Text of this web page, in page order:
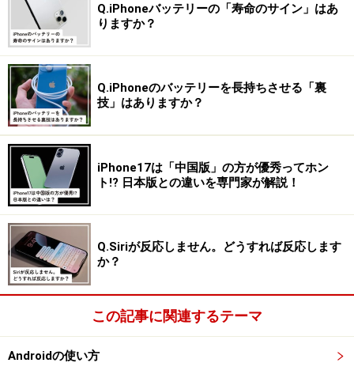
「テーマアイコン」がサードパーティアプ
リにも適用
テーマアイコン
上記でも触れたUIのデザインカスタム機能「Material
You」に、「テーマアイコン」の機能が追加されまし
た。カラーリングを選ぶことで、Androidの基本機能を備
えたアプリのアイコンは同テーマが反映されたデザイン
となります。
印象としては全体的に統一されたデザインで、操作性が
アップ。なおAndroid 13から「テーマアイコン」が
Q.iPhoneバッテリーの「寿命のサイン」はあ
りますか？
Q.iPhoneのバッテリーを長持ちさせる「裏
技」はありますか？
iPhone17は「中国版」の方が優秀ってホン
ト!? 日本版との違いを専門家が解説！
Q.Siriが反応しません。どうすれば反応します
か？
この記事に関連するテーマ
Androidの使い方